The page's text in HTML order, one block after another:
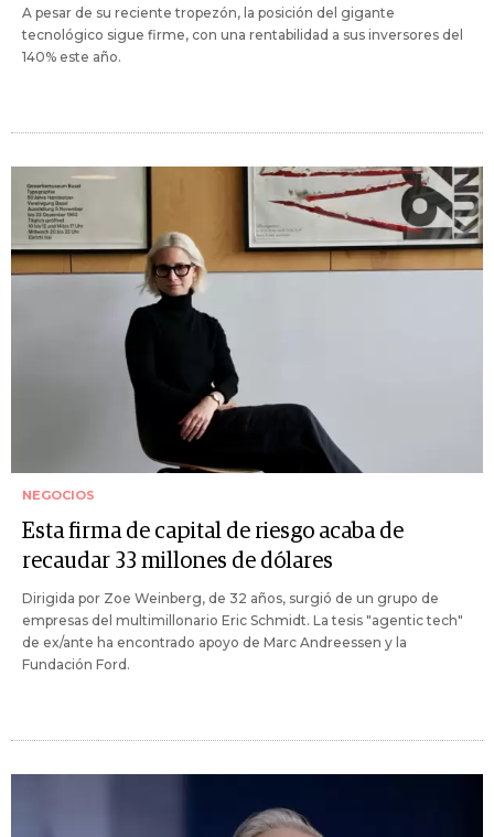
A pesar de su reciente tropezón, la posición del gigante
tecnológico sigue firme, con una rentabilidad a sus inversores del
140% este año.
NEGOCIOS
Esta firma de capital de riesgo acaba de
recaudar 33 millones de dólares
Dirigida por Zoe Weinberg, de 32 años, surgió de un grupo de
empresas del multimillonario Eric Schmidt. La tesis "agentic tech"
de ex/ante ha encontrado apoyo de Marc Andreessen y la
Fundación Ford.